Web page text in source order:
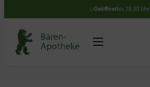
Geöffnetbis 18:30 Uhr